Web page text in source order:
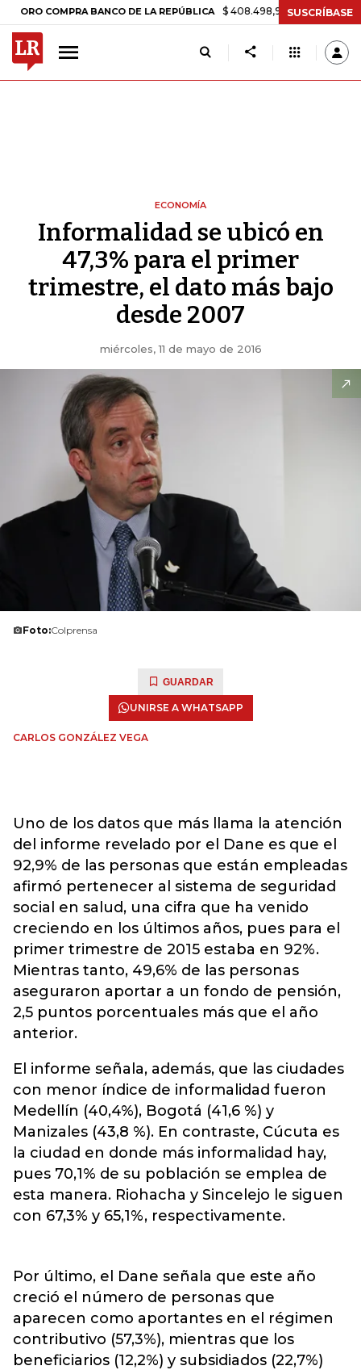
COMPRA BANCO DE LA REPÚBLICA $ 408.498,97 +$ 8.753,81 +2,19%
SUSCRÍBASE
ECONOMÍA
Informalidad se ubicó en
47,3% para el primer
trimestre, el dato más bajo
desde 2007
miércoles, 11 de mayo de 2016
Foto:Colprensa
GUARDAR
UNIRSE A WHATSAPP
CARLOS GONZÁLEZ VEGA
Uno de los datos que más llama la atención
del informe revelado por el Dane es que el
92,9% de las personas que están empleadas
afirmó pertenecer al sistema de seguridad
social en salud, una cifra que ha venido
creciendo en los últimos años, pues para el
primer trimestre de 2015 estaba en 92%.
Mientras tanto, 49,6% de las personas
aseguraron aportar a un fondo de pensión,
2,5 puntos porcentuales más que el año
anterior.
El informe señala, además, que las ciudades
con menor índice de informalidad fueron
Medellín (40,4%), Bogotá (41,6 %) y
Manizales (43,8 %). En contraste, Cúcuta es
la ciudad en donde más informalidad hay,
pues 70,1% de su población se emplea de
esta manera. Riohacha y Sincelejo le siguen
con 67,3% y 65,1%, respectivamente.
Por último, el Dane señala que este año
creció el número de personas que
aparecen como aportantes en el régimen
contributivo (57,3%), mientras que los
beneficiarios (12,2%) y subsidiados (22,7%)